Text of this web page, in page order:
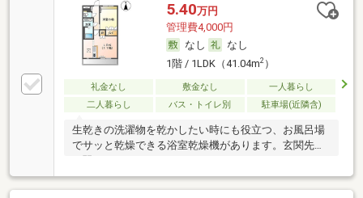
5.40万円
管理費4,000円
なし
なし
1階 / 1LDK（41.04m2）
礼金なし 敷金なし
一人暮らし
二人暮らし
バス・トイレ別 駐車場(近隣含)
生乾きの洗濯物を乾かしたい時にも役立つ、お風呂場
でサッと乾燥できる浴室乾燥機があります。玄関先ま
で覗